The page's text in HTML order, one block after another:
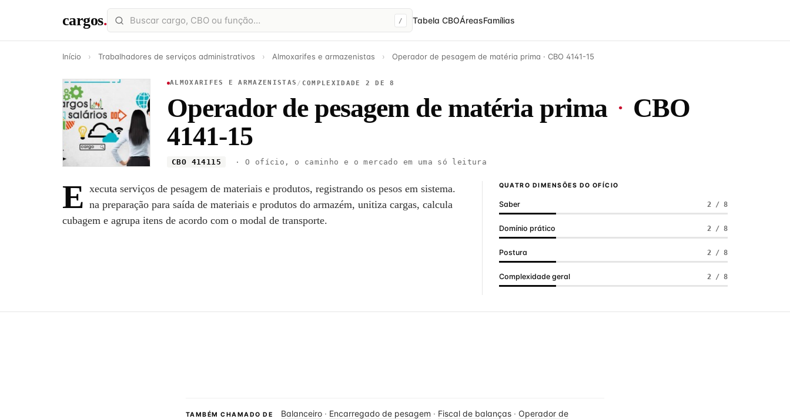
cargos. / Tabela CBOÁreasFamílias
Início › Trabalhadores de serviços administrativos › Almoxarifes e armazenistas › Operador de pesagem de matéria prima · CBO 4141-15
ALMOXARIFES E ARMAZENISTAS / COMPLEXIDADE 2 DE 8
Operador de pesagem de matéria prima · CBO
4141-15
CBO 414115 · O ofício, o caminho e o mercado em uma só leitura
E xecuta serviços de pesagem de materiais e produtos, registrando os pesos em sistema.
na preparação para saída de materiais e produtos do armazém, unitiza cargas, calcula
cubagem e agrupa itens de acordo com o modal de transporte.
QUATRO DIMENSÕES DO OFÍCIO
Saber 2 / 8
Domínio prático 2 / 8
Postura 2 / 8
Complexidade geral 2 / 8
TAMBÉM CHAMADO DE Balanceiro · Encarregado de pesagem · Fiscal de balanças · Operador de